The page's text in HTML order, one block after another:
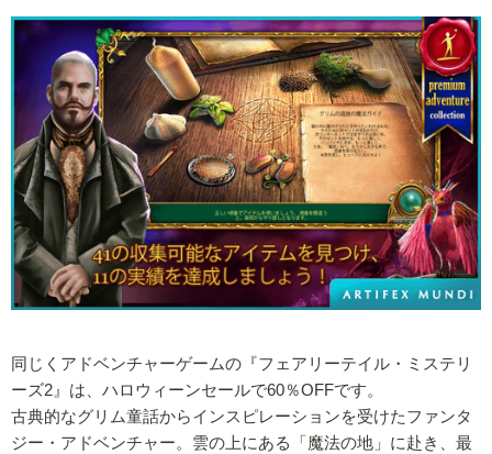
同じくアドベンチャーゲームの『フェアリーテイル・ミステリ
ーズ2』は、ハロウィーンセールで60％OFFです。
古典的なグリム童話からインスピレーションを受けたファンタ
ジー・アドベンチャー。雲の上にある「魔法の地」に赴き、最